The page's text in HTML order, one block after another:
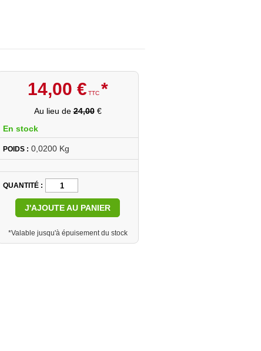
14,00 € TTC *
Au lieu de24,00€
En stock
POIDS : 0,0200 Kg
QUANTITÉ
J'AJOUTE AU PANIER
*Valable jusqu'à épuisement du stock